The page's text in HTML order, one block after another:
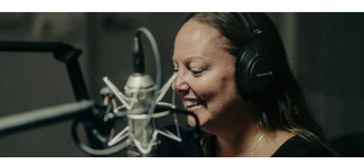
Om webbplatsen
Bild